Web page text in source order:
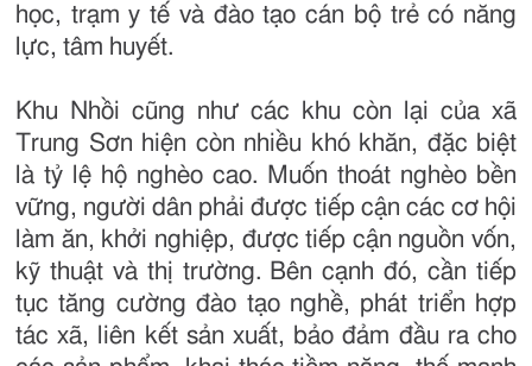
học, trạm y tế và đào tạo cán bộ trẻ có năng
lực, tâm huyết.
Khu Nhồi cũng như các khu còn lại của xã
Trung Sơn hiện còn nhiều khó khăn, đặc biệt
là tỷ lệ hộ nghèo cao. Muốn thoát nghèo bền
vững, người dân phải được tiếp cận các cơ hội
làm ăn, khởi nghiệp, được tiếp cận nguồn vốn,
kỹ thuật và thị trường. Bên cạnh đó, cần tiếp
tục tăng cường đào tạo nghề, phát triển hợp
tác xã, liên kết sản xuất, bảo đảm đầu ra cho